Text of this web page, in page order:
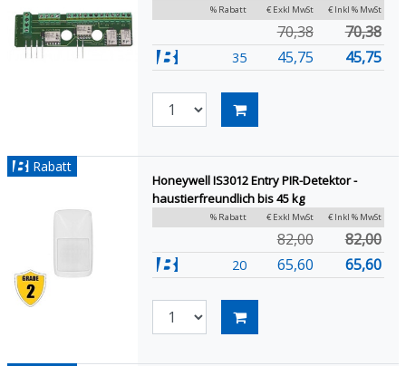
% Rabatt € Exkl MwSt € Inkl % MwSt
70,38 70,38
35 45,75 45,75
Rabatt
Honeywell IS3012 Entry PIR-Detektor -
haustierfreundlich bis 45 kg
% Rabatt € Exkl MwSt € Inkl % MwSt
82,00 82,00
20 65,60 65,60